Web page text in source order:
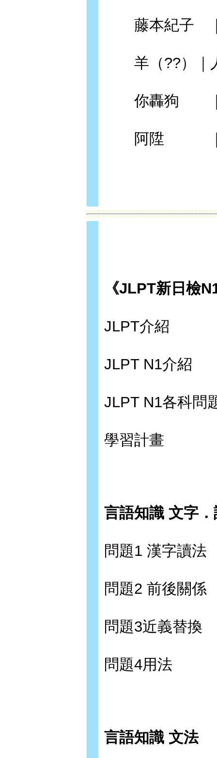
藤本紀子 ｜
羊（??）｜人
你轟狗 ｜日
阿陞 ｜日文
《JLPT新日檢
JLPT介紹
JLPT N1介紹
JLPT N1各科問
學習計畫
言語知識 文字
問題1 漢字讀法
問題2 前後關係
問題3近義替換
問題4用法
言語知識 文法